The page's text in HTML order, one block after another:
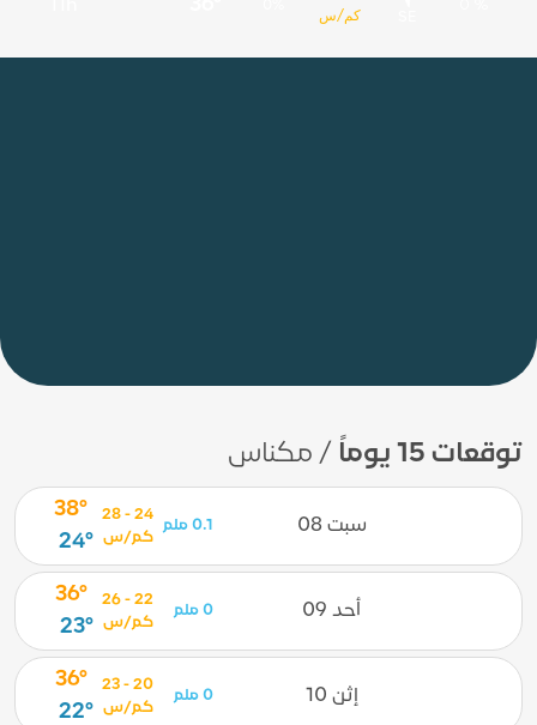
كم/س
توقعات 15 يوماً / مكناس
سبت 08 0.1 ملم
24 - 28
كم/س
38°
24°
أحد 09 0 ملم
22 - 26
كم/س
36°
23°
إثن 10 0 ملم
20 - 23
كم/س
36°
22°